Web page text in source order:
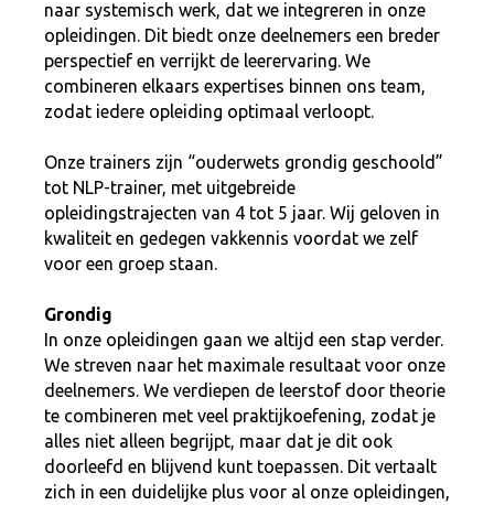
naar systemisch werk, dat we integreren in onze
opleidingen. Dit biedt onze deelnemers een breder
perspectief en verrijkt de leerervaring. We
combineren elkaars expertises binnen ons team,
zodat iedere opleiding optimaal verloopt.
Onze trainers zijn “ouderwets grondig geschoold”
tot NLP-trainer, met uitgebreide
opleidingstrajecten van 4 tot 5 jaar. Wij geloven in
kwaliteit en gedegen vakkennis voordat we zelf
voor een groep staan.
Grondig
In onze opleidingen gaan we altijd een stap verder.
We streven naar het maximale resultaat voor onze
deelnemers. We verdiepen de leerstof door theorie
te combineren met veel praktijkoefening, zodat je
alles niet alleen begrijpt, maar dat je dit ook
doorleefd en blijvend kunt toepassen. Dit vertaalt
zich in een duidelijke plus voor al onze opleidingen,